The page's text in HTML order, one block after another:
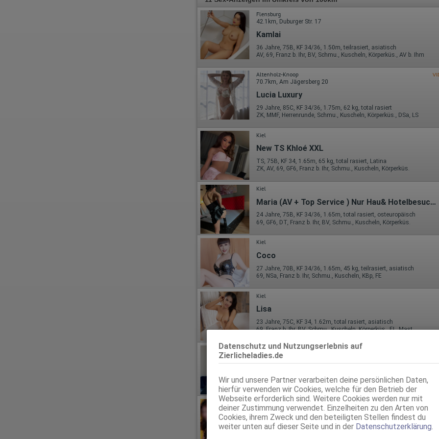
Datenschutz und Nutzungserlebnis auf
Zierlicheladies.de
Wir und unsere Partner verarbeiten deine persönlichen Daten,
hierfür verwenden wir Cookies, welche für den Betrieb der
Webseite erforderlich sind. Weitere Cookies werden nur mit
deiner Zustimmung verwendet. Einzelheiten zu den Arten von
Cookies, ihrem Zweck und den beteiligten Stellen findest du
weiter unten auf dieser Seite und in der Datenschutzerklärung.
Flensburg
42.1km, Duburger Str. 17
Kamlai
36 Jahre, 75B, KF 34/36, 1.50m, teilrasiert, asiatisch
AV, 69, Franz b. Ihr, BV, Schmu., Kuscheln, Körperküs., AV b. Ihm
Altenholz-Knoop
70.7km, Am Jägersberg 20
Lucia Luxury
29 Jahre, 85C, KF 34/36, 1.75m, 62 kg, total rasiert
ZK, MMF, Herrenrunde, Schmu., Kuscheln, Körperküs., DSa, LS
Kiel
New TS Khloé XXL
TS, 75B, KF 34, 1.65m, 65 kg, total rasiert, Latina
ZK, AV, 69, GF6, Franz b. Ihr, Schmu., Kuscheln, Körperküs.
Kiel
Maria (AV + Top Service ) Nur Hau& Hotelbesuche
24 Jahre, 75B, KF 34/36, 1.65m, total rasiert, osteuropäisch
69, GF6, DT, Franz b. Ihr, BV, Schmu., Kuscheln, Körperküs.
Kiel
Coco
27 Jahre, 70B, KF 34/36, 1.65m, 45 kg, teilrasiert, asiatisch
69, NSa, Franz b. Ihr, Schmu., Kuscheln, KBp, FE
Kiel
Lisa
23 Jahre, 75C, KF 34, 1.62m, total rasiert, asiatisch
69, Franz b. Ihr, BV, Schmu., Kuscheln, Körperküs., EL, Mast.
Kiel
Jill
70C, KF 32/34, 1.58m, 47 kg, total rasiert
ZK, 69, GF6, NSa, dominant, Franz b. Ihr, Schmu., Kuscheln
Neumünster
NHI NHI
22 Jahre, 80C, KF 34/36, 1.53m, total rasiert, asiatisch